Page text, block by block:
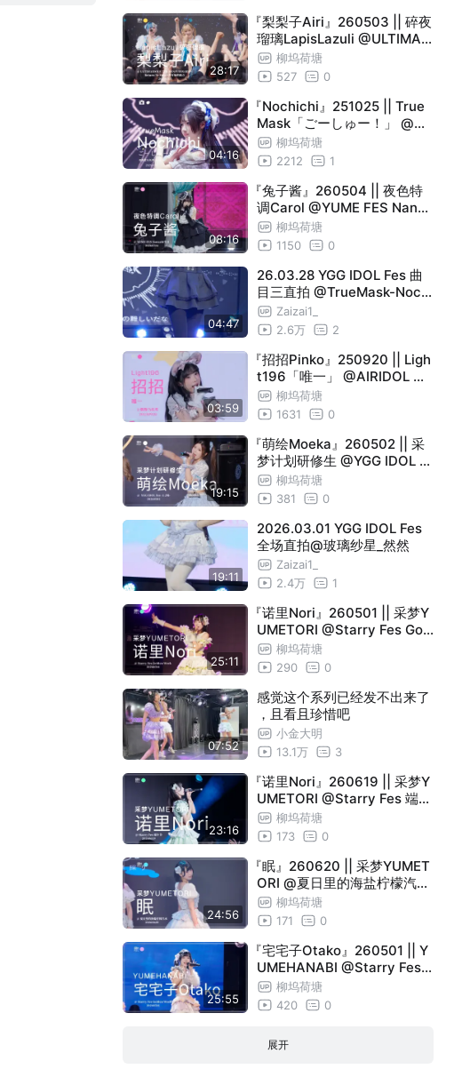
28:17
『梨梨子Airi』260503 || 碎夜
瑠璃LapisLazuli @ULTIMAI
DOLS 5TH ANNIVERSARY
～ || 4K 直拍 Focus
柳坞荷塘
527
0
04:16
『Nochichi』251025 || True
Mask「ごーしゅー！」 @偶
像乌托邦 Air Live || 4K 直拍
Focus
柳坞荷塘
2212
1
08:16
『兔子酱』260504 || 夜色特
调Carol @YUME FES Nanas
hi生日 || 4K 直拍 Focus
柳坞荷塘
1150
0
04:47
26.03.28 YGG IDOL Fes 曲
目三直拍 @TrueMask-Nochi
chi Zaizai1_
2.6万
2
03:59
『招招Pinko』250920 || Ligh
t196「唯一」 @AIRIDOL 偶
像乌托邦 || 4K 直拍 Focus
柳坞荷塘
1631
0
19:15
『萌绘Moeka』260502 || 采
梦计划研修生 @YGG IDOL F
es -5.2场- || 4K 直拍 Focus
柳坞荷塘
381
0
19:11
2026.03.01 YGG IDOL Fes
全场直拍@玻璃纱星_然然
Zaizai1_
2.4万
1
25:11
『诺里Nori』260501 || 采梦Y
UMETORI @Starry Fes Gol
den Week || 4K 横屏直拍 Fo
cus
柳坞荷塘
290
0
07:52
感觉这个系列已经发不出来了
，且看且珍惜吧
小金大明
13.1万
3
23:16
『诺里Nori』260619 || 采梦Y
UMETORI @Starry Fes 端午
节 || 4K 横屏直拍 Focus
柳坞荷塘
173
0
24:56
『眠』260620 || 采梦YUMET
ORI @夏日里的海盐柠檬汽水
|| 4K 横屏直拍 Focus
柳坞荷塘
171
0
25:55
『宅宅子Otako』260501 || Y
UMEHANABI @Starry Fes
Golden Week || 4K 横屏直拍
Focus
柳坞荷塘
420
0
展开